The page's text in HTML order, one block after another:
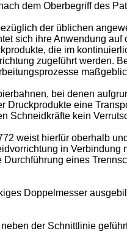
dem Oberbegriff des
der üblichen
sich ihre Anwendung
die im
zugeführt werden.
bei denen
Druckprodukte eine
Schneidkräfte kein
weist hierfür oberhalb
in
eines
Doppelmesser
der Schnittlinie